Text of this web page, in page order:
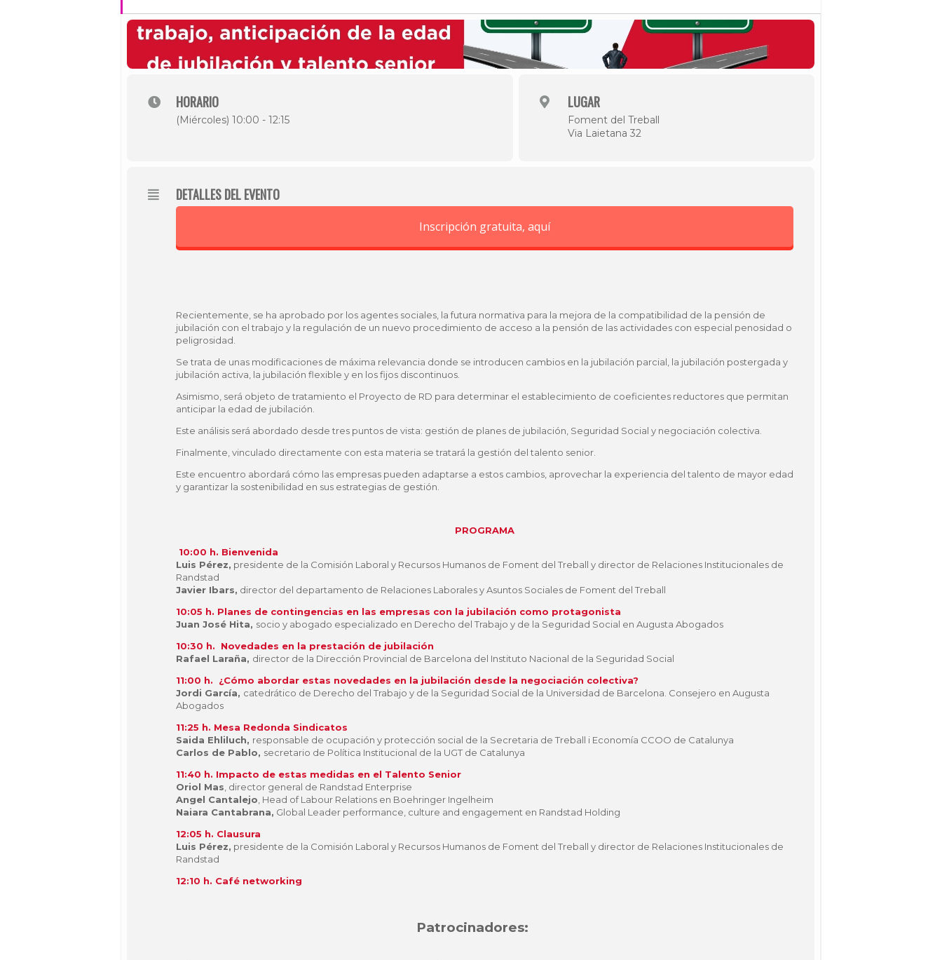
Historia
Galería de Presidentes
Biblioteca Archivo
HORARIO
(Miércoles) 10:00 - 12:15
LUGAR
Foment del Treball
Via Laietana 32
DETALLES DEL EVENTO
Inscripción gratuita, aquí
Recientemente, se ha aprobado por los agentes sociales, la futura normativa para la mejora de la compatibilidad de la pensión de
jubilación con el trabajo y la regulación de un nuevo procedimiento de acceso a la pensión de las actividades con especial penosidad o
peligrosidad.
Se trata de unas modificaciones de máxima relevancia donde se introducen cambios en la jubilación parcial, la jubilación postergada y
jubilación activa, la jubilación flexible y en los fijos discontinuos.
Asimismo, será objeto de tratamiento el Proyecto de RD para determinar el establecimiento de coeficientes reductores que permitan
anticipar la edad de jubilación.
Este análisis será abordado desde tres puntos de vista: gestión de planes de jubilación, Seguridad Social y negociación colectiva.
Finalmente, vinculado directamente con esta materia se tratará la gestión del talento senior.
Este encuentro abordará cómo las empresas pueden adaptarse a estos cambios, aprovechar la experiencia del talento de mayor edad
y garantizar la sostenibilidad en sus estrategias de gestión.
PROGRAMA
10:00 h. Bienvenida
Luis Pérez, presidente de la Comisión Laboral y Recursos Humanos de Foment del Treball y director de Relaciones Institucionales de
Randstad
Javier Ibars, director del departamento de Relaciones Laborales y Asuntos Sociales de Foment del Treball
10:05 h. Planes de contingencias en las empresas con la jubilación como protagonista
Juan José Hita, socio y abogado especializado en Derecho del Trabajo y de la Seguridad Social en Augusta Abogados
10:30 h. Novedades en la prestación de jubilación
Rafael Laraña, director de la Dirección Provincial de Barcelona del Instituto Nacional de la Seguridad Social
11:00 h. ¿Cómo abordar estas novedades en la jubilación desde la negociación colectiva?
Jordi García, catedrático de Derecho del Trabajo y de la Seguridad Social de la Universidad de Barcelona. Consejero en Augusta
Abogados
11:25 h. Mesa Redonda Sindicatos
Saida Ehliluch, responsable de ocupación y protección social de la Secretaria de Treball i Economía CCOO de Catalunya
Carlos de Pablo, secretario de Política Institucional de la UGT de Catalunya
11:40 h. Impacto de estas medidas en el Talento Senior
Oriol Mas , director general de Randstad Enterprise
Angel Cantalejo , Head of Labour Relations en Boehringer Ingelheim
Naiara Cantabrana, Global Leader performance, culture and engagement en Randstad Holding
12:05 h. Clausura
Luis Pérez, presidente de la Comisión Laboral y Recursos Humanos de Foment del Treball y director de Relaciones Institucionales de
Randstad
12:10 h. Café networking
Patrocinadores: